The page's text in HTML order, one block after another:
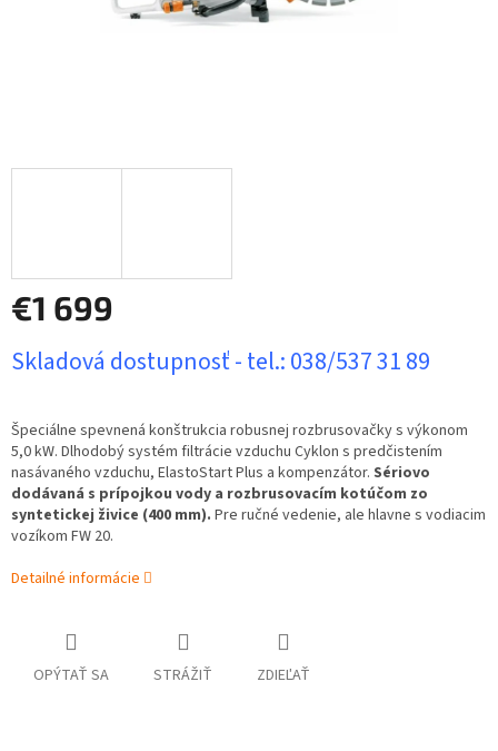
€1 699
cena:
Skladová dostupnosť - tel.: 038/537 31 89
Špeciálne spevnená konštrukcia robusnej rozbrusovačky s výkonom
5,0 kW. Dlhodobý systém filtrácie vzduchu Cyklon s predčistením
nasávaného vzduchu, ElastoStart Plus a kompenzátor. Sériovo
dodávaná s prípojkou vody a rozbrusovacím kotúčom zo
syntetickej živice (400 mm). Pre ručné vedenie, ale hlavne s vodiacim
vozíkom FW 20.
Detailné informácie
OPÝTAŤ SA STRÁŽIŤ ZDIEĽAŤ